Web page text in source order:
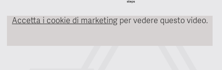
Accetta i cookie di marketing per vedere questo video.